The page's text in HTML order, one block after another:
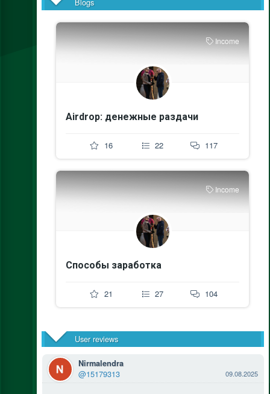
Income
Airdrop: денежные раздачи
16 22 117
Income
Способы заработка
21 27 104
User reviews
Nirmalendra
@15179313 09.08.2025